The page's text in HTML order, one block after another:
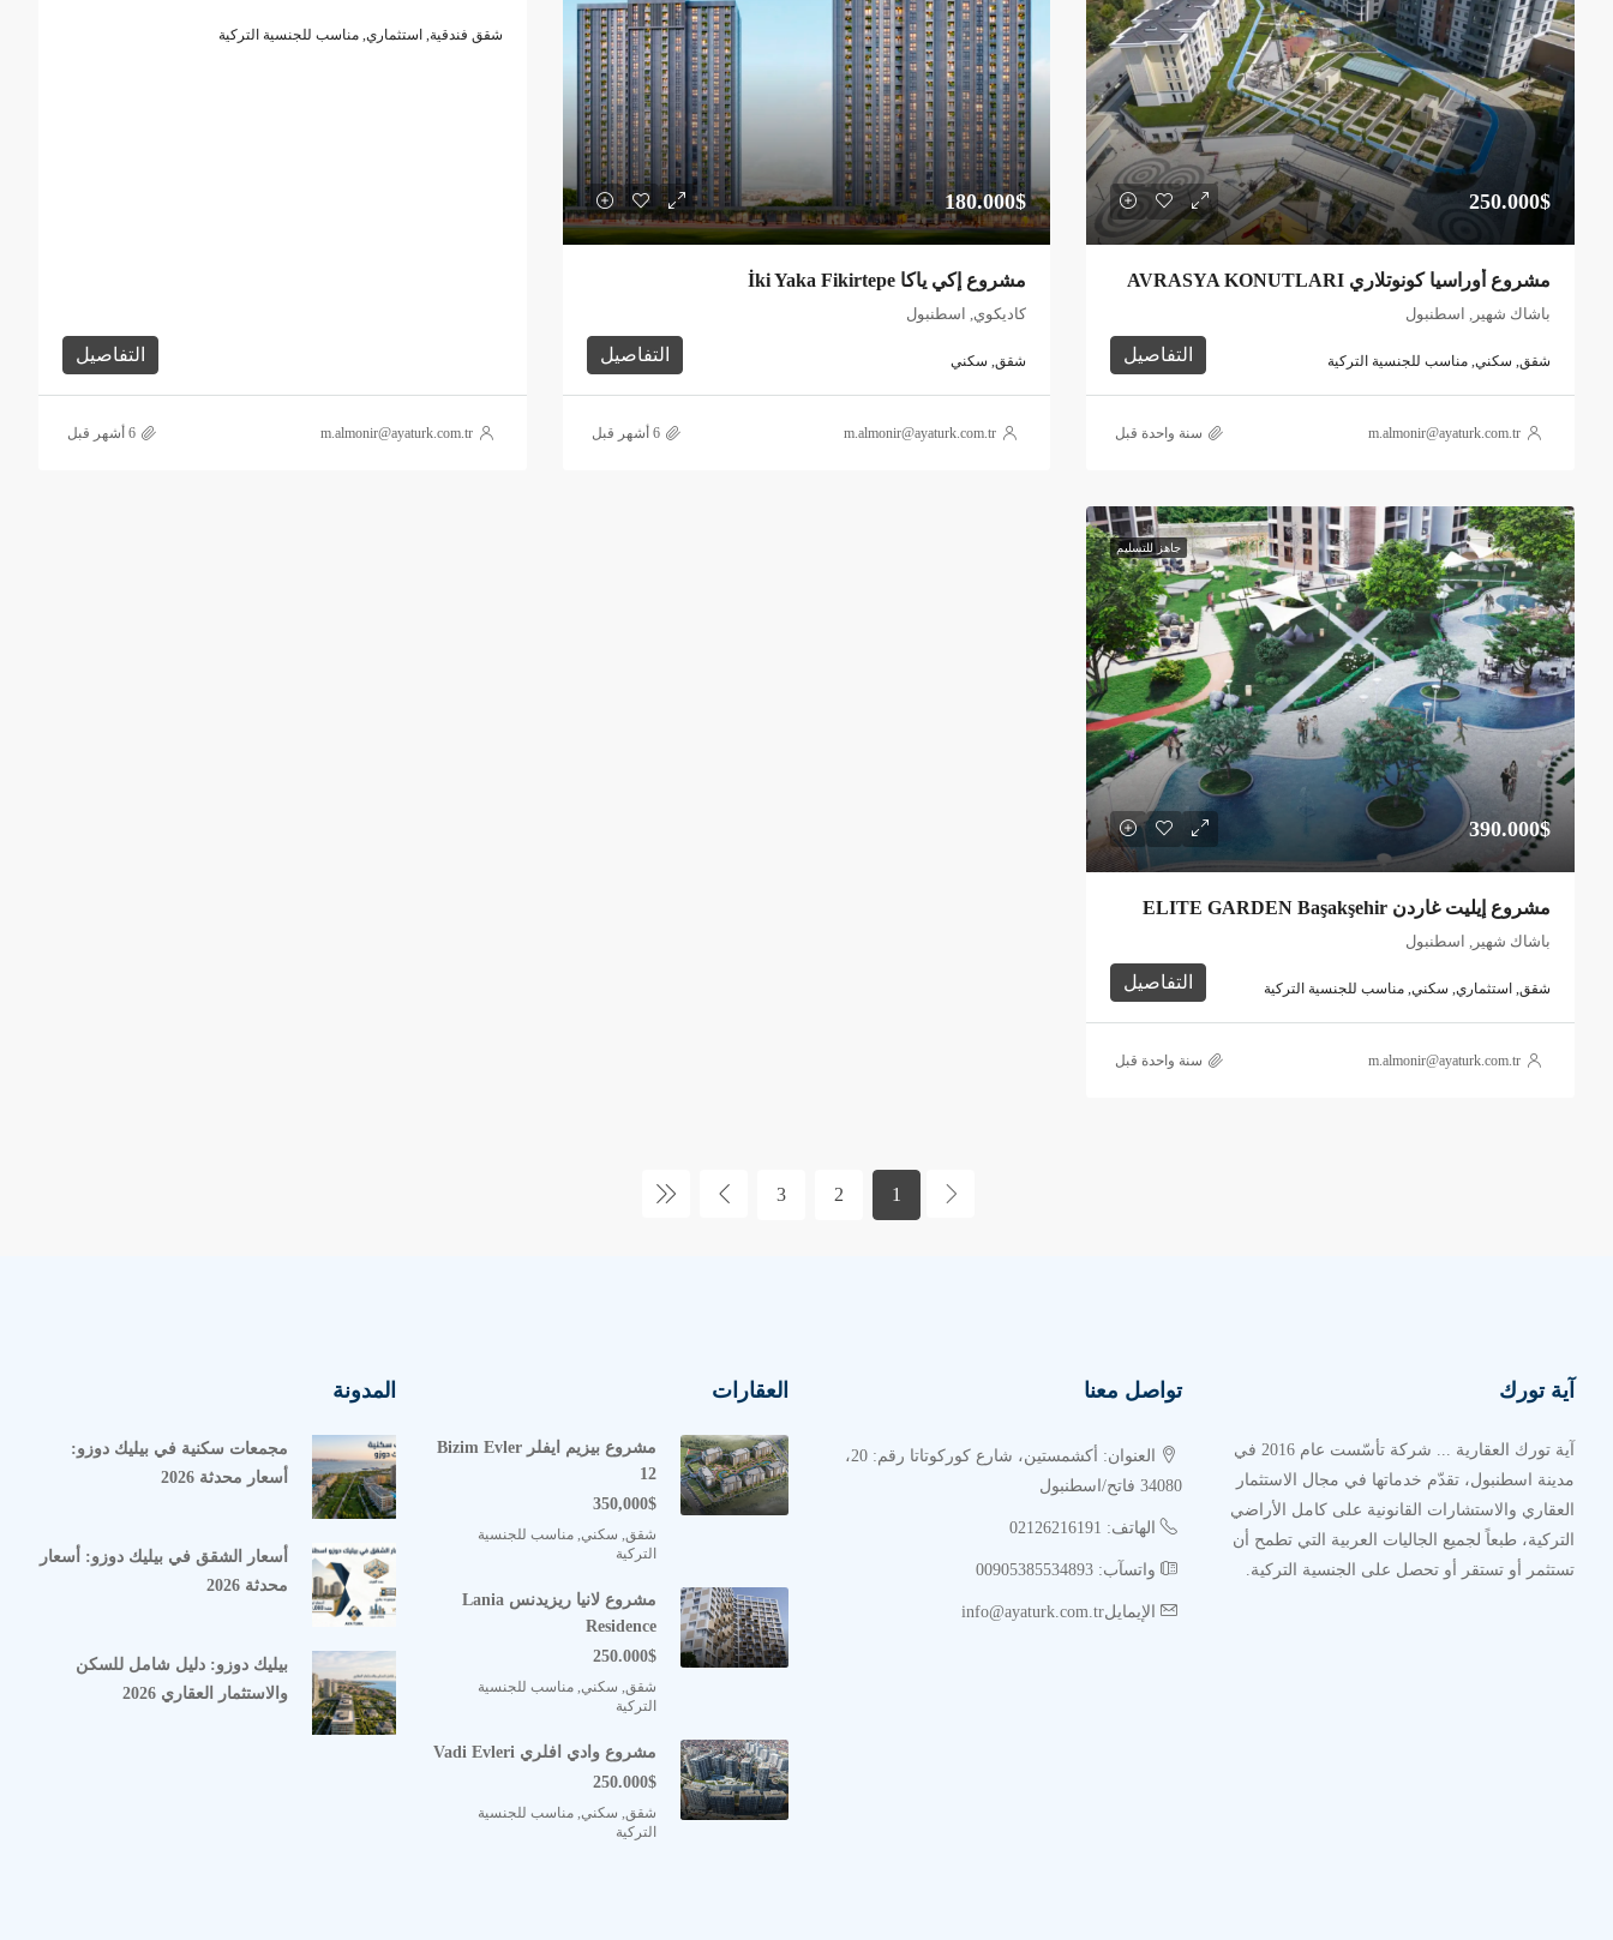
250.000$
مشروع أوراسيا كونوتلاري AVRASYA KONUTLARI
باشاك شهير, اسطنبول
شقق, سكني, مناسب للجنسية التركية التفاصيل
m.almonir@ayaturk.com.tr ‏سنة واحدة قبل
180.000$
مشروع إكي ياكا İki Yaka Fikirtepe
كاديكوي, اسطنبول
شقق, سكني التفاصيل
m.almonir@ayaturk.com.tr ‏6 أشهر قبل
شقق فندقية, استثماري, مناسب للجنسية التركية
التفاصيل
m.almonir@ayaturk.com.tr
جاهز للتسليم
390.000$
مشروع إيليت غاردن ELITE GARDEN Başakşehir
باشاك شهير, اسطنبول
شقق, استثماري, سكني, مناسب للجنسية التركية التفاصيل
m.almonir@ayaturk.com.tr ‏سنة واحدة قبل
1
2
3
آية تورك
آية تورك العقارية ... شركة تأسّست عام 2016 في
مدينة اسطنبول، تقدّم خدماتها في مجال الاستثمار
العقاري والاستشارات القانونية على كامل الأراضي
التركية، طبعاً لجميع الجاليات العربية التي تطمح أن
تستثمر أو تستقر أو تحصل على الجنسية التركية.
تواصل معنا
العنوان: أكشمستين، شارع كوركوتاتا رقم: 20،
34080 فاتح/اسطنبول
الهاتف: 02126216191
واتسآب: 00905385534893
الإيمايلinfo@ayaturk.com.tr
العقارات
مشروع بيزيم ايفلر Bizim Evler
12
350,000$
شقق, سكني, مناسب للجنسية
التركية
مشروع لانيا ريزيدنس Lania
Residence
250.000$
شقق, سكني, مناسب للجنسية
التركية
مشروع وادي افلري Vadi Evleri
250.000$
شقق, سكني, مناسب للجنسية
التركية
المدونة
مجمعات سكنية في بيليك دوزو:
أسعار محدثة 2026
أسعار الشقق في بيليك دوزو: أسعار
محدثة 2026
بيليك دوزو: دليل شامل للسكن
والاستثمار العقاري 2026